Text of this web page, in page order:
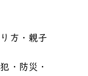
方・親子
・防災・